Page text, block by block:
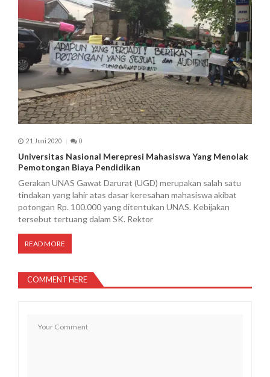
21 Juni 2020 0
Universitas Nasional Merepresi Mahasiswa Yang Menolak
Pemotongan Biaya Pendidikan
Gerakan UNAS Gawat Darurat (UGD) merupakan salah satu
tindakan yang lahir atas dasar keresahan mahasiswa akibat
potongan Rp. 100.000 yang ditentukan UNAS. Kebijakan
tersebut tertuang dalam SK. Rektor
READ MORE
COMMENT HERE